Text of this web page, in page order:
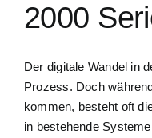
2000
Der digitale Wandel in
Prozess. Doch
kommen, besteht oft
in bestehende